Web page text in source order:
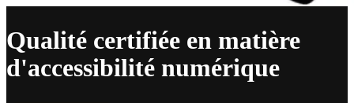
Qualité certifiée en matière
d'accessibilité numérique